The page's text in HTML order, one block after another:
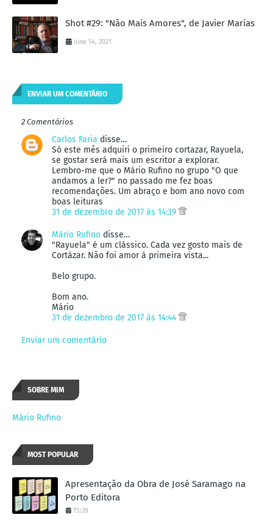
Shot #29: "Não Mais Amores", de Javier Marías
June 14, 2021
ENVIAR UM COMENTÁRIO
2 Comentários
Carlos Faria disse…
Só este mês adquiri o primeiro cortazar, Rayuela,
se gostar será mais um escritor a explorar.
Lembro-me que o Mário Rufino no grupo "O que
andamos a ler?" no passado me fez boas
recomendações. Um abraço e bom ano novo com
boas leituras
31 de dezembro de 2017 às 14:39
Mário Rufino disse…
"Rayuela" é um clássico. Cada vez gosto mais de
Cortázar. Não foi amor à primeira vista...
Belo grupo.
Bom ano.
Mário
31 de dezembro de 2017 às 14:44
Enviar um comentário
SOBRE MIM
Mário Rufino
MOST POPULAR
Apresentação da Obra de José Saramago na
Porto Editora
15:28